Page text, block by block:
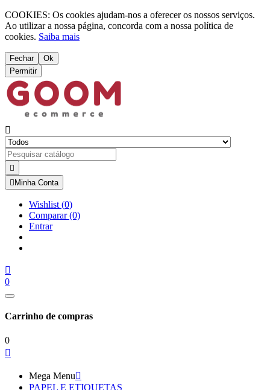
COOKIES: Os cookies ajudam-nos a oferecer os nossos serviços.
Ao utilizar a nossa página, concorda com a nossa política de
cookies. Saiba mais
Fechar
Ok
Permitir


 Minha Conta
Wishlist (0)
Comparar(0)
Entrar

0
Carrinho de compras
0

Mega Menu
PAPEL E ETIQUETAS